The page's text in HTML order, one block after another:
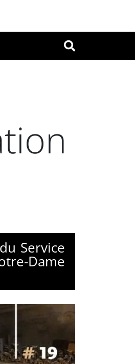
OK
Service
Dame